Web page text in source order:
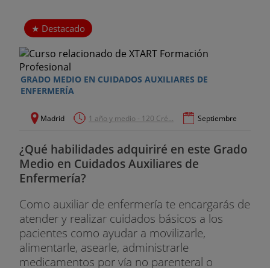
Destacado
GRADO MEDIO EN CUIDADOS AUXILIARES DE
ENFERMERÍA
Madrid 1 año y medio - 120 Cré... Septiembre
¿Qué habilidades adquiriré en este Grado
Medio en Cuidados Auxiliares de
Enfermería?
Como auxiliar de enfermería te encargarás de
atender y realizar cuidados básicos a los
pacientes como ayudar a movilizarle,
alimentarle, asearle, administrarle
medicamentos por vía no parenteral o